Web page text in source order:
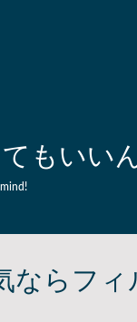
もいい
ならフィ